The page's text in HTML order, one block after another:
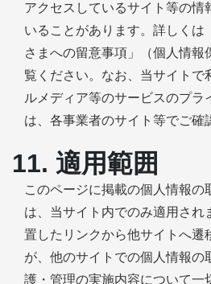
アクセスしているサイト等の情
いることがあります。詳しくは
さまへの留意事項」（個人情報
覧ください。なお、当サイトで
ルメディア等のサービスのプラ
は、各事業者のサイト等でご確
11. 適用範囲
このページに掲載の個人情報の
は、当サイト内でのみ適用され
置したリンクから他サイトへ遷
が、他のサイトでの個人情報の
護・管理の実施内容について一